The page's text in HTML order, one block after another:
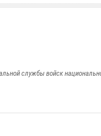
службы войск